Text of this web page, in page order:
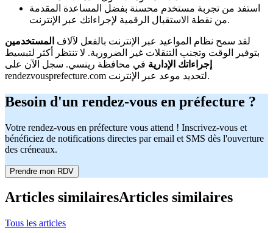
استفد من تجربة مستخدم محسنة بفضل المساعدة المقدمة
من نقطة الاستقبال الرقمية لإجراءاتك عبر الإنترنت.
لقد سمح نظام المواعيد عبر الإنترنت بالفعل لآلاف المستخدمين
بتوفير الوقت وتجنب التنقلات غير الضرورية. لا تنتظر أكثر لتبسيط
إجراءاتك الإدارية في محافظة رينسي. سجل الآن على
rendezvousprefecture.com لتحديد موعد عبر الإنترنت.
Besoin d'un rendez-vous en préfecture ?
Votre rendez-vous en préfecture vous attend ! Inscrivez-vous et
bénéficiez de notifications directes par email et SMS dès l'ouverture
des créneaux.
Prendre mon RDV
Articles similairesArticles similaires
Tous les articles